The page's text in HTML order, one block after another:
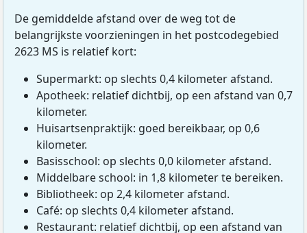
De gemiddelde afstand over de weg tot de
belangrijkste voorzieningen in het postcodegebied
2623 MS is relatief kort:
Supermarkt: op slechts 0,4 kilometer afstand.
Apotheek: relatief dichtbij, op een afstand van 0,7
kilometer.
Huisartsenpraktijk: goed bereikbaar, op 0,6
kilometer.
Basisschool: op slechts 0,0 kilometer afstand.
Middelbare school: in 1,8 kilometer te bereiken.
Bibliotheek: op 2,4 kilometer afstand.
Café: op slechts 0,4 kilometer afstand.
Restaurant: relatief dichtbij, op een afstand van